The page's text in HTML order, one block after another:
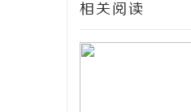
相关阅读